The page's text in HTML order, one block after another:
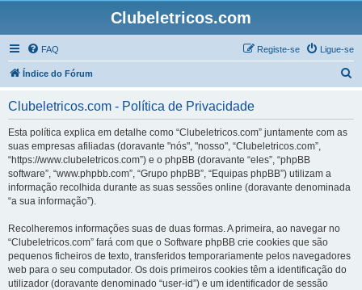
Clubeletricos.com
FAQ Ligue-se
Registe-se
Índice do Fórum
Clubeletricos.com - Política de Privacidade
Esta política explica em detalhe como “Clubeletricos.com” juntamente com as
suas empresas afiliadas (doravante "nós", "nosso", “Clubeletricos.com”,
“https://www.clubeletricos.com”) e o phpBB (doravante “eles”, “phpBB
software”, “www.phpbb.com”, “Grupo phpBB”, “Equipas phpBB”) utilizam a
informação recolhida durante as suas sessões online (doravante denominada
“a sua informação”).
Recolheremos informações suas de duas formas. A primeira, ao navegar no
“Clubeletricos.com” fará com que o Software phpBB crie cookies que são
pequenos ficheiros de texto, transferidos temporariamente pelos navegadores
web para o seu computador. Os dois primeiros cookies têm a identificação do
utilizador (doravante denominado “user-id”) e um identificador de sessão